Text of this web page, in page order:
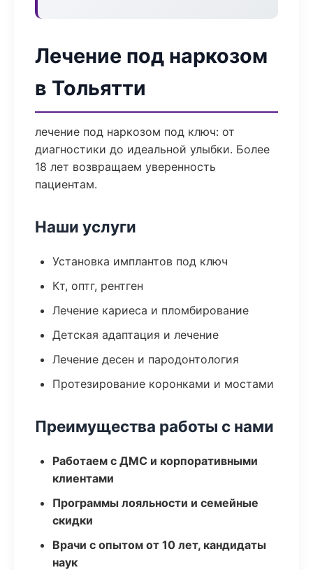
Лечение под наркозом
в Тольятти
лечение под наркозом под ключ: от
диагностики до идеальной улыбки. Более
18 лет возвращаем уверенность
пациентам.
Наши услуги
Установка имплантов под ключ
Кт, оптг, рентген
Лечение кариеса и пломбирование
Детская адаптация и лечение
Лечение десен и пародонтология
Протезирование коронками и мостами
Преимущества работы с нами
Работаем с ДМС и корпоративными
клиентами
Программы лояльности и семейные
скидки
Врачи с опытом от 10 лет, кандидаты
наук